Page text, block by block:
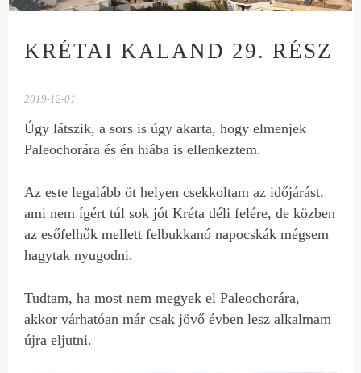
KRÉTAI KALAND 29. RÉSZ
2019-12-01
Úgy látszik, a sors is úgy akarta, hogy elmenjek
Paleochorára és én hiába is ellenkeztem.
Az este legalább öt helyen csekkoltam az időjárást,
ami nem ígért túl sok jót Kréta déli felére, de közben
az esőfelhők mellett felbukkanó napocskák mégsem
hagytak nyugodni.
Tudtam, ha most nem megyek el Paleochorára,
akkor várhatóan már csak jövő évben lesz alkalmam
újra eljutni.